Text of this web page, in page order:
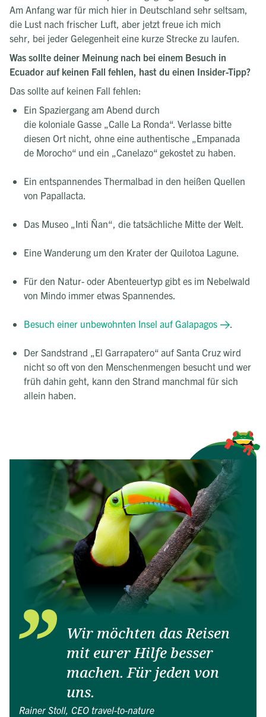
Am Anfang war für mich hier in Deutschland sehr seltsam,
die Lust nach frischer Luft, aber jetzt freue ich mich
sehr, bei jeder Gelegenheit eine kurze Strecke zu laufen.
Was sollte deiner Meinung nach bei einem Besuch in
Ecuador auf keinen Fall fehlen, hast du einen Insider-Tipp?
Das sollte auf keinen Fall fehlen:
Ein Spaziergang am Abend durch
die koloniale Gasse „Calle La Ronda“. Verlasse bitte
diesen Ort nicht, ohne eine authentische „Empanada
de Morocho“ und ein „Canelazo“ gekostet zu haben.
Ein entspannendes Thermalbad in den heißen Quellen
von Papallacta.
Das Museo „Inti Ñan“, die tatsächliche Mitte der Welt.
Eine Wanderung um den Krater der Quilotoa Lagune.
Für den Natur- oder Abenteuertyp gibt es im Nebelwald
von Mindo immer etwas Spannendes.
Besuch einer unbewohnten Insel auf Galapagos .
Der Sandstrand „El Garrapatero“ auf Santa Cruz wird
nicht so oft von den Menschenmengen besucht und wer
früh dahin geht, kann den Strand manchmal für sich
allein haben.
Wir möchten das Reisen
mit eurer Hilfe besser
machen. Für jeden von
uns.
Rainer Stoll, CEO travel-to-nature